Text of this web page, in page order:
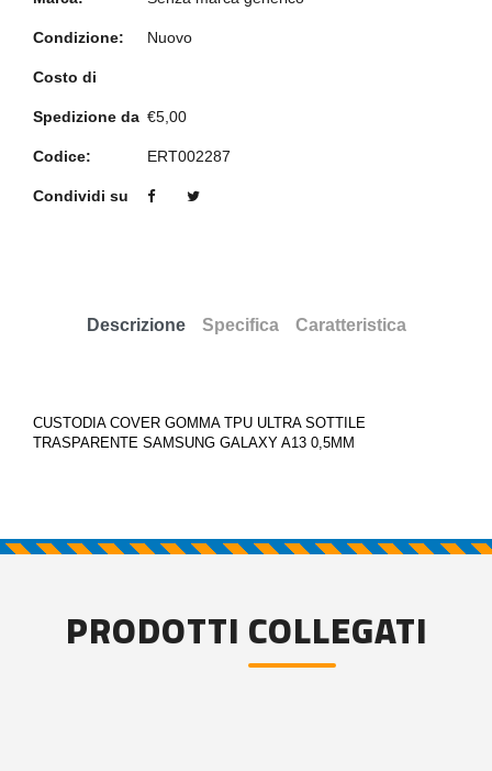
Condizione: Nuovo
Costo di
Spedizione da €5,00
Codice: ERT002287
Condividi su
Descrizione Specifica Caratteristica
CUSTODIA COVER GOMMA TPU ULTRA SOTTILE
TRASPARENTE SAMSUNG GALAXY A13 0,5MM
PRODOTTI COLLEGATI